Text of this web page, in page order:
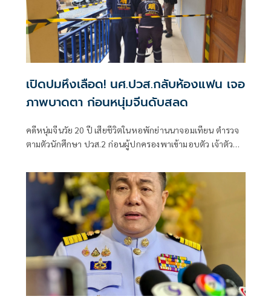
เปิดปมหึงเลือด! นศ.ปวส.กลับห้องแฟน เจอ
ภาพบาดตา ก่อนหนุ่มจีนดับสลด
คดีหนุ่มจีนวัย 20 ปี เสียชีวิตในหอพักย่านนาจอมเทียน ตำรวจ
ตามตัวนักศึกษา ปวส.2 ก่อนผู้ปกครองพาเข้ามอบตัว เจ้าตัว